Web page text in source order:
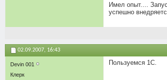
Имел опыт....
успешно
02.09.2007, 16:43
Devin 001
Клерк
Пользуемся 1С.